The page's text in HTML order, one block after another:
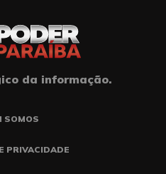
da informação.
SOMOS
PRIVACIDADE